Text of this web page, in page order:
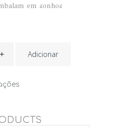
em sonhos
Adicionar